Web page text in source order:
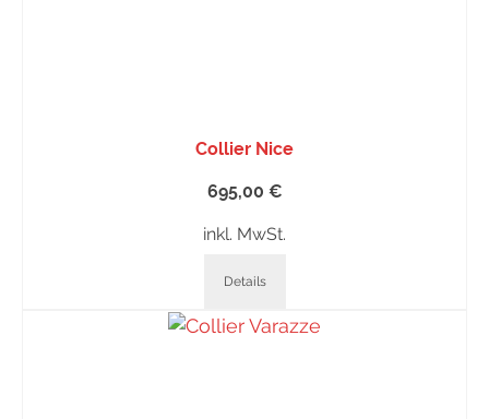
Collier Nice
695,00 €
inkl. MwSt.
Details